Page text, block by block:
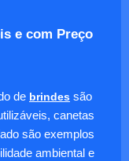
e com Preço
de brindes são
canetas
são exemplos
ambiental e